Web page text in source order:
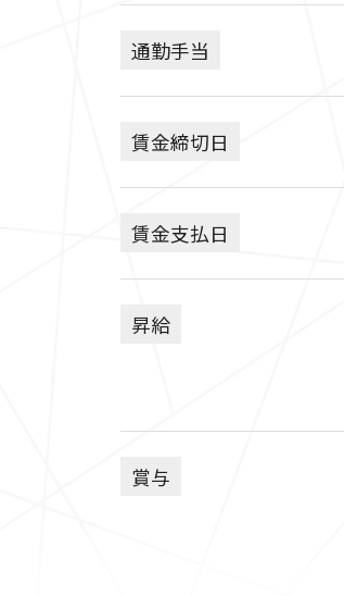
通勤手当
賃金締切日
賃金支払日
昇給
賞与